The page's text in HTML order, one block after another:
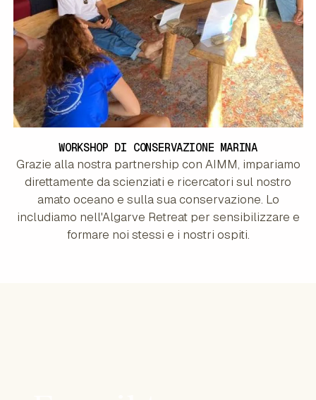
WORKSHOP DI CONSERVAZIONE MARINA
Grazie alla nostra partnership con AIMM, impariamo
direttamente da scienziati e ricercatori sul nostro
amato oceano e sulla sua conservazione. Lo
includiamo nell'Algarve Retreat per sensibilizzare e
formare noi stessi e i nostri ospiti.